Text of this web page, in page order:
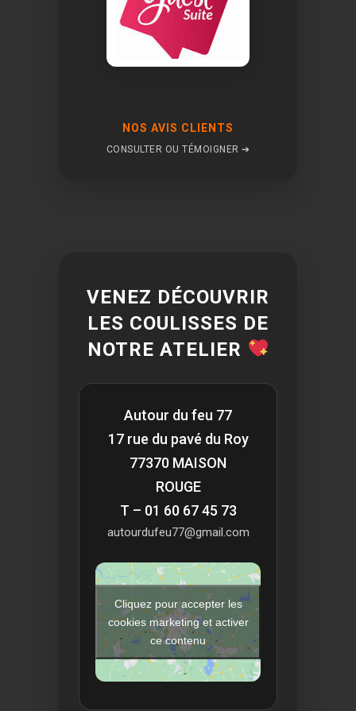
NOS AVIS CLIENTS
CONSULTER OU TÉMOIGNER ➔
VENEZ DÉCOUVRIR
LES COULISSES DE
NOTRE ATELIER
Autour du feu 77
17 rue du pavé du Roy
77370 MAISON
ROUGE
T – 01 60 67 45 73
autourdufeu77@gmail.com
Cliquez pour accepter les
cookies marketing et activer
ce contenu